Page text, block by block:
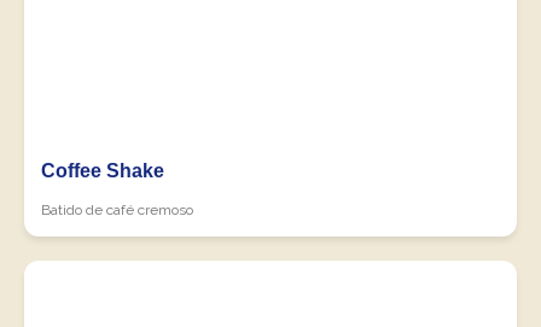
Coffee Shake
Batido de café cremoso